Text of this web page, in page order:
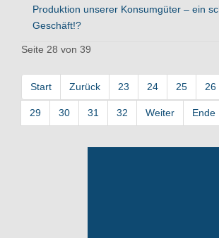
Produktion unserer Konsumgüter – ein
Geschäft!?
Seite 28 von 39
Start Zurück 23 24 25 26
29 30 31 32 Weiter Ende